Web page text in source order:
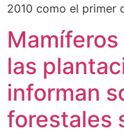
2010 como el primer
las
informan
forestales